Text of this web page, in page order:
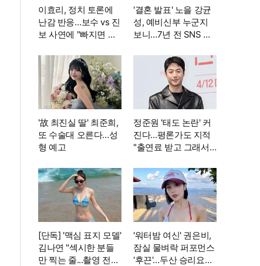
이효리, 정치 토론에
난감 반응…보수 vs 진
보 사연에 "빠지면 안
'결혼 발표' 노을 강균
성, 예비신부 누군지
보니…7년 전 SNS 흔
'故 최진실 딸' 최준희,
또 수술대 오른다…성
형 예고
정준원 '태도 논란' 커
진다…평론가도 지적
"출연료 받고 그래서
[단독] '맥심 표지 모델'
김나연 "섹시한 분들
만 찍는 줄...촬영 전날
'워터밤 여신' 권은비,
잠실 물벼락 퍼포먼스
'후끈'…두산 승리요정